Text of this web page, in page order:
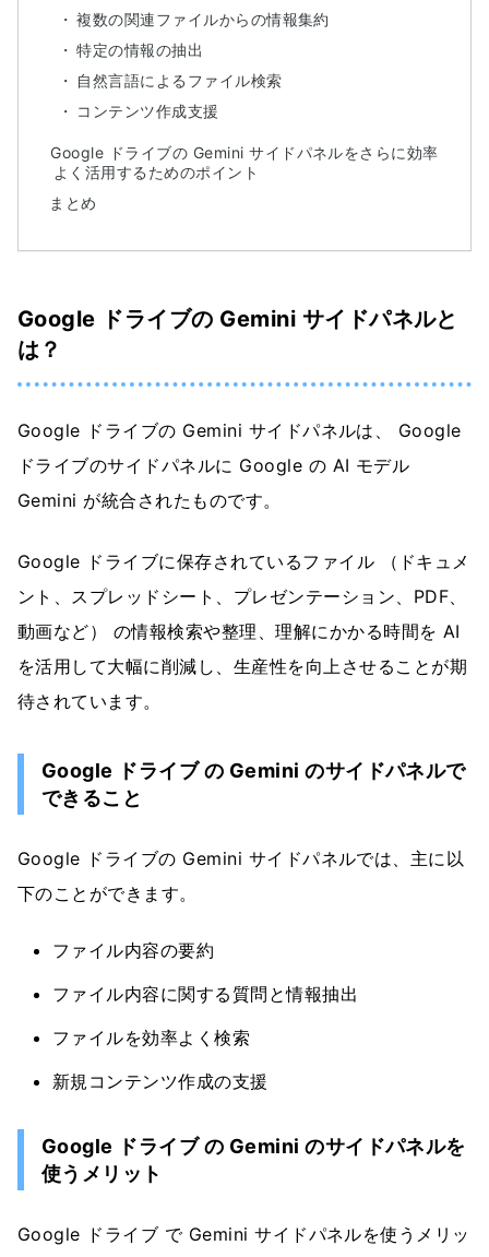
複数の関連ファイルからの情報集約
特定の情報の抽出
自然言語によるファイル検索
コンテンツ作成支援
Google ドライブの Gemini サイドパネルをさらに効率
よく活用するためのポイント
まとめ
Google ドライブの Gemini サイドパネルと
は？
Google ドライブの Gemini サイドパネルは、 Google
ドライブのサイドパネルに Google の AI モデル
Gemini が統合されたものです。
Google ドライブに保存されているファイル （ドキュメ
ント、スプレッドシート、プレゼンテーション、PDF、
動画など） の情報検索や整理、理解にかかる時間を AI
を活用して大幅に削減し、生産性を向上させることが期
待されています。
Google ドライブ の Gemini のサイドパネルで
できること
Google ドライブの Gemini サイドパネルでは、主に以
下のことができます。
ファイル内容の要約
ファイル内容に関する質問と情報抽出
ファイルを効率よく検索
新規コンテンツ作成の支援
Google ドライブ の Gemini のサイドパネルを
使うメリット
Google ドライブ で Gemini サイドパネルを使うメリッ